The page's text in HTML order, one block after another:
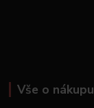
Vše o nákupu